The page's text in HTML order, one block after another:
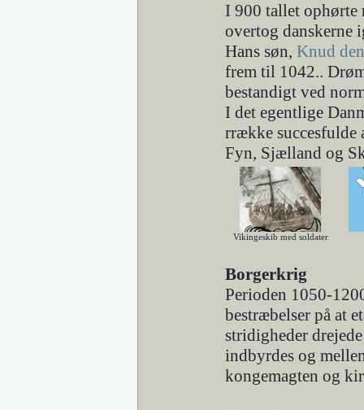
I 900 tallet ophørte
overtog danskerne
Hans søn, Knud
frem til 1042..
bestandigt ved
I det egentlige
rrække succesfulde
Fyn, Sjælland og
Vikingeskib med soldater
Borgerkrig
Perioden 1050-
bestræbelser på at
stridigheder
indbyrdes og
kongemagten og